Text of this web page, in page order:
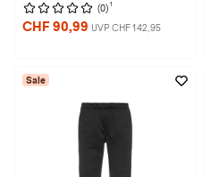
(0) 1
CHF 90,99 UVP CHF 142,95
Sale